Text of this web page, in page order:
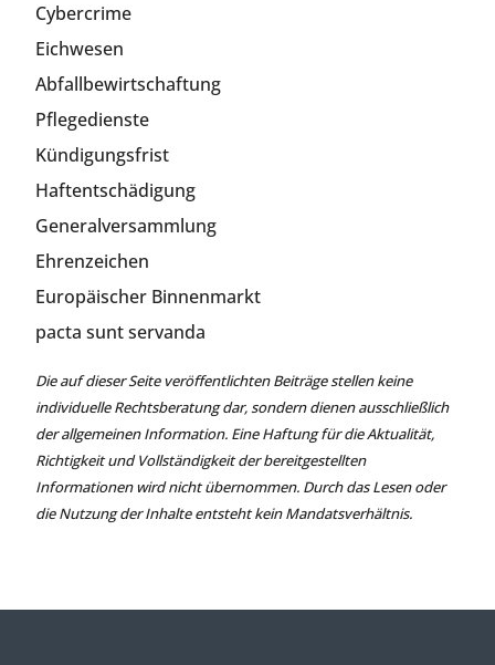
Cybercrime
Eichwesen
Abfallbewirtschaftung
Pflegedienste
Kündigungsfrist
Haftentschädigung
Generalversammlung
Ehrenzeichen
Europäischer Binnenmarkt
pacta sunt servanda
Die auf dieser Seite veröffentlichten Beiträge stellen keine
individuelle Rechtsberatung dar, sondern dienen ausschließlich
der allgemeinen Information. Eine Haftung für die Aktualität,
Richtigkeit und Vollständigkeit der bereitgestellten
Informationen wird nicht übernommen. Durch das Lesen oder
die Nutzung der Inhalte entsteht kein Mandatsverhältnis.